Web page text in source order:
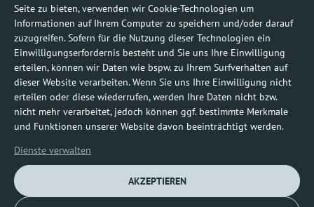
Seite zu bieten, verwenden wir Cookie-Technologien um
Informationen auf Ihrem Computer zu speichern und/oder darauf
zuzugreifen. Sofern für die Nutzung dieser Technologien ein
Einwilligungserfordernis besteht und Sie uns Ihre Einwilligung
erteilen, können wir Daten wie bspw. zu Ihrem Surfverhalten auf
dieser Website verarbeiten. Wenn Sie uns Ihre Einwilligung nicht
erteilen oder diese wiederrufen, werden Ihre Daten nicht bzw.
nicht mehr verarbeitet, jedoch können ggf. bestimmte Merkmale
und Funktionen unserer Website davon beeinträchtigt werden.
Dienste verwalten
AKZEPTIEREN
Befundauskünfte/
Nachforderungen
0800 1219100-10